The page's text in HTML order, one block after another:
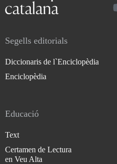
Segells editorials
Diccionaris de l`Enciclopèdia
Enciclopèdia
Educació
Text
Certamen de Lectura
en Veu Alta